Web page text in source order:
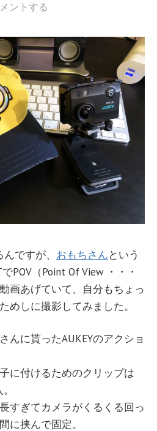
ントする
ですが、 おもちさんという
POV（Point Of View ・・・
画あげていて、自分もちょっ
めしに撮影してみました。
んに貰ったAUKEYのアクショ
に付けるためのクリップは
すぎてカメラがくるくる回っ
に挟んで固定。